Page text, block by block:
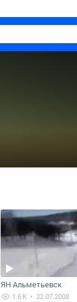
ЯН Альметьевск
1.6 K • 22.07.2008